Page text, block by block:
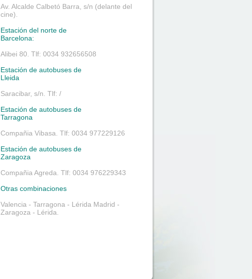
Av. Alcalde Calbetó Barra, s/n (delante del
cine).
Estación del norte de
Barcelona:
Alibei 80. Tlf: 0034 932656508
Estación de autobuses de
Lleida
Saracibar, s/n. Tlf: /
Estación de autobuses de
Tarragona
Compañia Vibasa. Tlf: 0034 977229126
Estación de autobuses de
Zaragoza
Compañia Agreda. Tlf: 0034 976229343
Otras combinaciones
Valencia - Tarragona - Lérida Madrid -
Zaragoza - Lérida.